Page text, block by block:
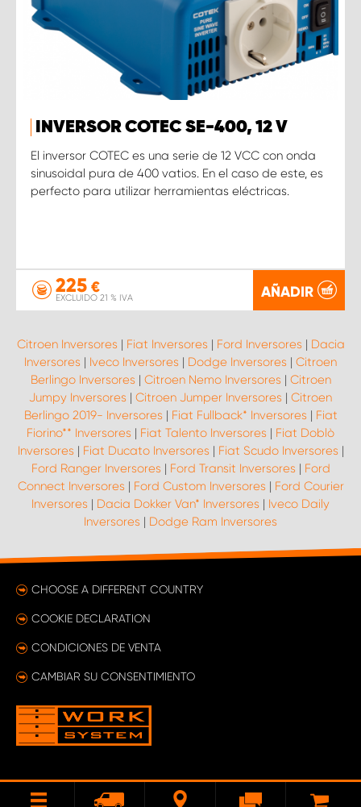
INVERSOR COTEC SE-400, 12 V
El inversor COTEC es una serie de 12 VCC con onda
sinusoidal pura de 400 vatios. En el caso de este, es
perfecto para utilizar herramientas eléctricas.
225 €
EXCLUIDO 21 % IVA AÑADIR
Citroen Inversores | Fiat Inversores | Ford Inversores | Dacia
Inversores | Iveco Inversores | Dodge Inversores | Citroen
Berlingo Inversores | Citroen Nemo Inversores | Citroen
Jumpy Inversores | Citroen Jumper Inversores | Citroen
Berlingo 2019- Inversores | Fiat Fullback* Inversores | Fiat
Fiorino** Inversores | Fiat Talento Inversores | Fiat Doblò
Inversores | Fiat Ducato Inversores | Fiat Scudo Inversores |
Ford Ranger Inversores | Ford Transit Inversores | Ford
Connect Inversores | Ford Custom Inversores | Ford Courier
Inversores | Dacia Dokker Van* Inversores | Iveco Daily
Inversores | Dodge Ram Inversores
CHOOSE A DIFFERENT COUNTRY
COOKIE DECLARATION
CONDICIONES DE VENTA
CAMBIAR SU CONSENTIMIENTO